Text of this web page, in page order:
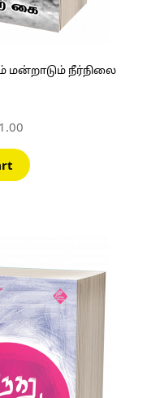
மன்றாடும் நீர்நிலை
Current
is:
₹81.00.